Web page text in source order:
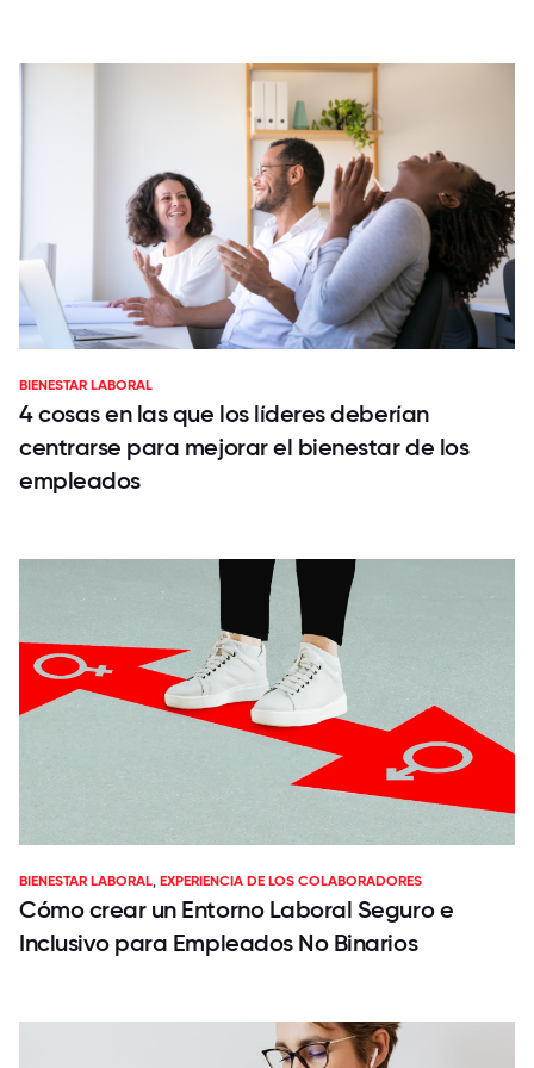
BIENESTAR LABORAL
4 cosas en las que los líderes deberían
centrarse para mejorar el bienestar de los
empleados
BIENESTAR LABORAL,EXPERIENCIA DE LOS COLABORADORES
Cómo crear un Entorno Laboral Seguro e
Inclusivo para Empleados No Binarios